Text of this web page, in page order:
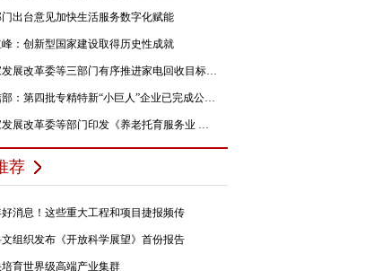
门出台意见加快生活服务数字化赋能
：创新型国家建设取得历史性成就
国家发展改革委等三部门有序推进家电回收目标责任制行动
工信部：第四批专精特新“小巨人”企业已完成公示，民营企业占84%
国家发展改革委等部门印发《养老托育服务业 纾困扶持若干政策措施》的通知
荐
消息！这些重大工程和项目捷报频传
组织发布《开放科学展望》首份报告
育世界级高端产业集群